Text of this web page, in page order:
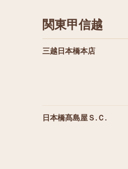
関東甲信越
三越日本橋本店
日本橋髙島屋Ｓ.Ｃ.